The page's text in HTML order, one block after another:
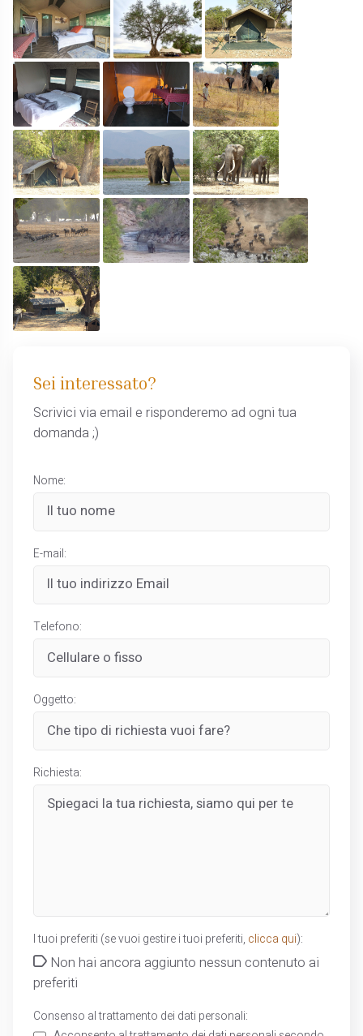
Sei interessato?
Scrivici via email e risponderemo ad ogni tua
domanda ;)
Nome:
E-mail:
Telefono:
Oggetto:
Richiesta:
I tuoi preferiti (se vuoi gestire i tuoi preferiti, clicca qui):
Non hai ancora aggiunto nessun contenuto ai
preferiti
Consenso al trattamento dei dati personali: